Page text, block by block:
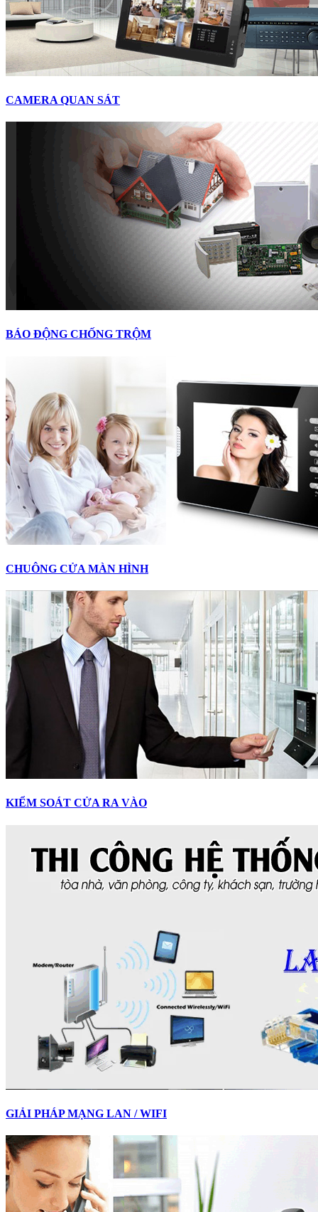
CAMERA QUAN SÁT
BÁO ĐỘNG CHỐNG TRỘM
CHUÔNG CỬA MÀN HÌNH
KIỂM SOÁT CỬA RA VÀO
GIẢI PHÁP MẠNG LAN / WIFI